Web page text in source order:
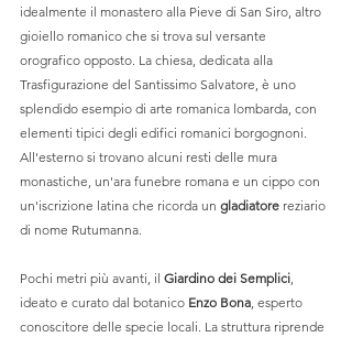
idealmente il monastero alla Pieve di San Siro, altro
gioiello romanico che si trova sul versante
orografico opposto. La chiesa, dedicata alla
Trasfigurazione del Santissimo Salvatore, è uno
splendido esempio di arte romanica lombarda, con
elementi tipici degli edifici romanici borgognoni.
All'esterno si trovano alcuni resti delle mura
monastiche, un'ara funebre romana e un cippo con
un'iscrizione latina che ricorda un gladiatore reziario
di nome Rutumanna.
Pochi metri più avanti, il Giardino dei Semplici
ideato e curato dal botanico Enzo Bona , esperto
conoscitore delle specie locali. La struttura riprende